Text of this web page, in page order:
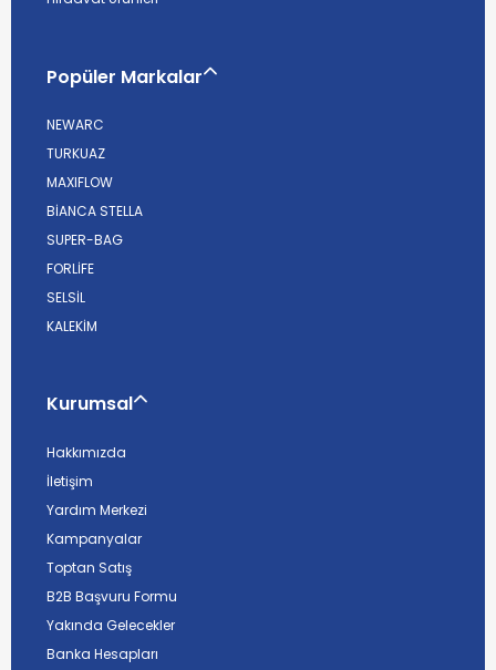
Popüler Markalar
NEWARC
TURKUAZ
MAXIFLOW
BİANCA STELLA
SUPER-BAG
FORLİFE
SELSİL
KALEKİM
Kurumsal
Hakkımızda
İletişim
Yardım Merkezi
Kampanyalar
Toptan Satış
B2B Başvuru Formu
Yakında Gelecekler
Banka Hesapları